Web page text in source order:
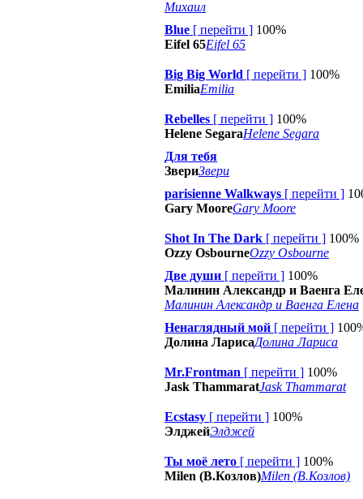
Михаил
Blue [ перейти ] 100%
Eifel 65Eifel 65
Big Big World [ перейти ] 100%
EmiliaEmilia
Rebelles [ перейти ] 100%
Helene SegaraHelene Segara
Для тебя
ЗвериЗвери
parisienne Walkways [ перейти ]
Gary MooreGary Moore
Shot In The Dark [ перейти ] 100%
Ozzy OsbourneOzzy Osbourne
Две души [ перейти ] 100%
Малинин Александр и Ваенга
Малинин Александр и Ваенга Елена
Ненаглядный мой [ перейти ]
Долина ЛарисаДолина Лариса
Mr.Frontman [ перейти ] 100%
Jask ThammaratJask Thammarat
Ecstasy [ перейти ] 100%
ЭлджейЭлджей
Ты моё лето [ перейти ] 100%
Milen (В.Козлов)Milen (В.Козлов)